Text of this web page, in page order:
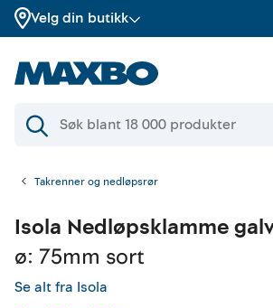
Velg din butikk
Takrenner og nedløpsrør
Isola Nedløpsklamme
ø: 75mm sort
Se alt fra Isola